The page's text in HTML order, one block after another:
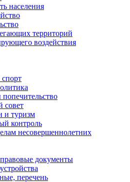
населения
территорий
воздействия
совет
и туризм
контроль
несовершеннолетних
документы
перечень